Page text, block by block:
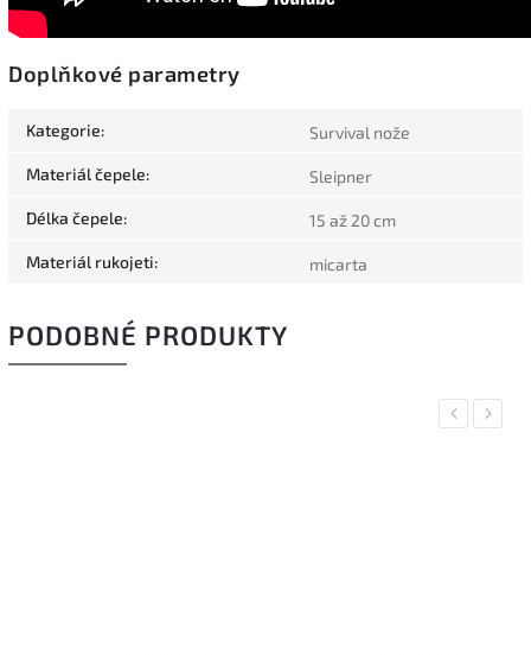
Doplňkové parametry
Kategorie: Survival nože
Materiál čepele: Sleipner
Délka čepele: 15 až 20 cm
Materiál rukojeti: micarta
PODOBNÉ PRODUKTY
Previous
Next